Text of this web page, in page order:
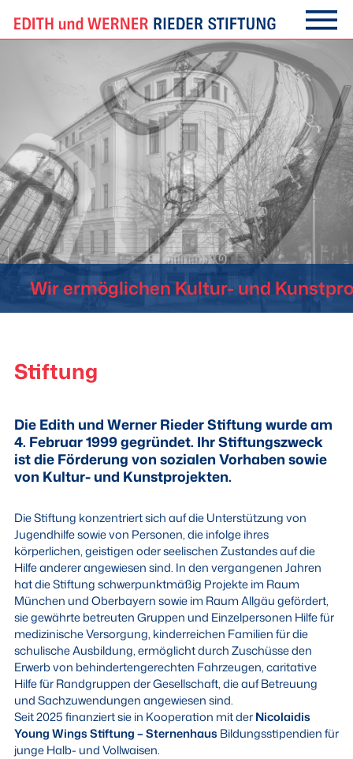
Wir ermöglichen Kultur-und
Stiftung
Die Edith und Werner Rieder Stiftung wurde am
4. Februar 1999 gegründet. Ihr Stiftungszweck
ist die Förderung von sozialen Vorhaben sowie
von Kultur- und Kunstprojekten.
Die Stiftung konzentriert sich auf die Unterstützung von
Jugendhilfe sowie von Personen, die infolge ihres
körperlichen, geistigen oder seelischen Zustandes auf die
Hilfe anderer angewiesen sind. In den vergangenen Jahren
hat die Stiftung schwerpunktmäßig Projekte im Raum
München und Oberbayern sowie im Raum Allgäu gefördert,
sie gewährte betreuten Gruppen und Einzelpersonen Hilfe für
medizinische Versorgung, kinderreichen Familien für die
schulische Ausbildung, ermöglicht durch Zuschüsse den
Erwerb von behindertengerechten Fahrzeugen, caritative
Hilfe für Randgruppen der Gesellschaft, die auf Betreuung
und Sachzuwendungen angewiesen sind.
Seit 2025 finanziert sie in Kooperation mit derNicolaidis
Young Wings Stiftung – Sternenhaus Bildungsstipendien für
junge Halb- und Vollwaisen.